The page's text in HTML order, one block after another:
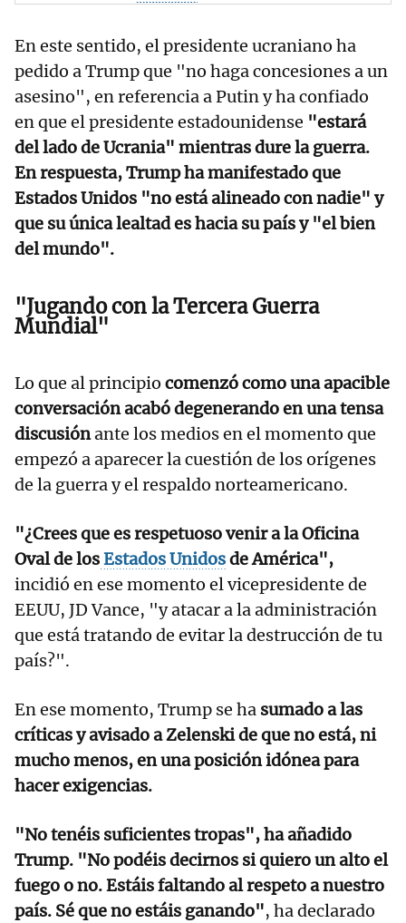
En este sentido, el presidente ucraniano ha
pedido a Trump que "no haga concesiones a un
asesino", en referencia a Putin y ha confiado
en que el presidente estadounidense "estará
del lado de Ucrania" mientras dure la guerra.
En respuesta, Trump ha manifestado que
Estados Unidos "no está alineado con nadie" y
que su única lealtad es hacia su país y "el bien
del mundo".
"Jugando con la Tercera Guerra
Mundial"
Lo que al principio comenzó como una apacible
conversación acabó degenerando en una tensa
discusiónante los medios en el momento que
empezó a aparecer la cuestión de los orígenes
de la guerra y el respaldo norteamericano.
"¿Crees que es respetuoso venir a la Oficina
Oval de losEstados Unidosde América",
incidió en ese momento el vicepresidente de
EEUU, JD Vance, "y atacar a la administración
que está tratando de evitar la destrucción de tu
país?".
En ese momento, Trump se ha sumado a las
críticas y avisado a Zelenski de que no está, ni
mucho menos, en una posición idónea para
hacer exigencias.
"No tenéis suficientes tropas", ha añadido
Trump. "No podéis decirnos si quiero un alto el
fuego o no. Estáis faltando al respeto a nuestro
país. Sé que no estáis ganando", ha declarado